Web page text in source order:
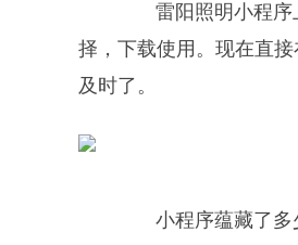
雷阳照明小程序上
择，下载使用。现在直
及时了。
小程序蕴藏了多少